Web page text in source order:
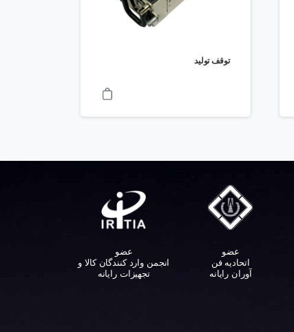
توقف تولید
عضو
اتحادیه فن
آوران رایانه
عضو
انجمن وارد کنندگان کالا و
تجهیزات رایانه‌